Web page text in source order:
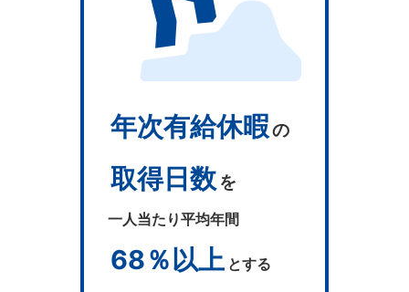
年次有給休暇の
取得日数 を
一人当たり平均年間
68％以上 とする